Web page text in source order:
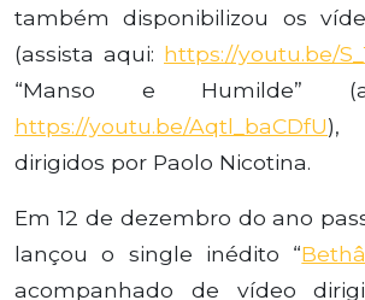
também disponibilizou os
(assista aqui: https://youtu.be/
“Manso e Humilde”
https://youtu.be/Aqtl_baCDfU),
dirigidos por Paolo Nicotina.
Em 12 de dezembro do ano
lançou o single inédito “
acompanhado de vídeo